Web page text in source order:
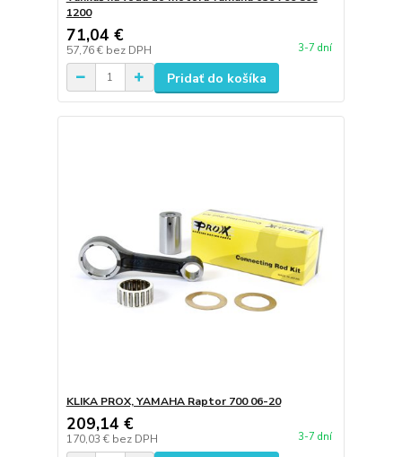
1200
71,04 €
57,76 € bez DPH 3-7 dní
Pridať do košíka
KLIKA PROX, YAMAHA Raptor 700 06-20
209,14 €
170,03 € bez DPH 3-7 dní